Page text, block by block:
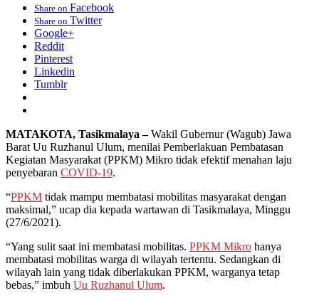
Share on Facebook
Share on Twitter
Google+
Reddit
Pinterest
Linkedin
Tumblr
MATAKOTA, Tasikmalaya –Wakil Gubernur (Wagub) Jawa
Barat Uu Ruzhanul Ulum, menilai Pemberlakuan Pembatasan
Kegiatan Masyarakat (PPKM) Mikro tidak efektif menahan laju
penyebaran COVID-19.
“PPKM tidak mampu membatasi mobilitas masyarakat dengan
maksimal,” ucap dia kepada wartawan di Tasikmalaya, Minggu
(27/6/2021).
“Yang sulit saat ini membatasi mobilitas. PPKM Mikro hanya
membatasi mobilitas warga di wilayah tertentu. Sedangkan di
wilayah lain yang tidak diberlakukan PPKM, warganya tetap
bebas,” imbuh Uu Ruzhanul Ulum.